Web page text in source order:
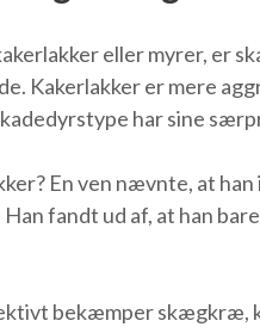
eller myrer, er
Kakerlakker er mere
har sine
En ven nævnte, at
fandt ud af, at han
bekæmper skægkræ,